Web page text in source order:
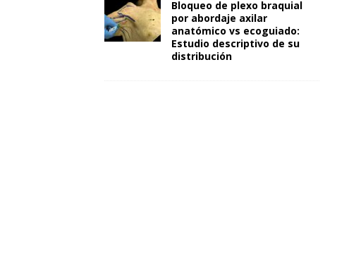
Bloqueo de plexo braquial
por abordaje axilar
anatómico vs ecoguiado:
Estudio descriptivo de su
distribución